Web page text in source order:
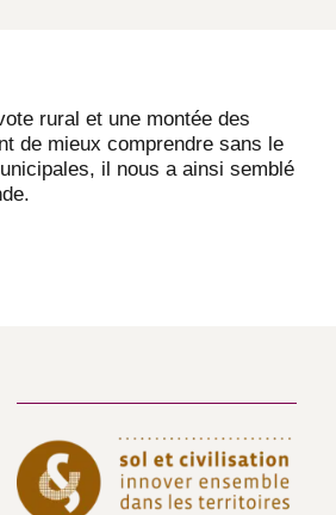
rural et une montée des
de mieux comprendre sans le
il nous a ainsi semblé